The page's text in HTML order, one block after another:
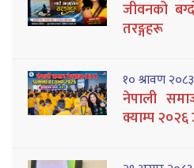
जीवनको
तरङ्गहरू
१० श्रावण
नेपाली
क्याम्प २०२६